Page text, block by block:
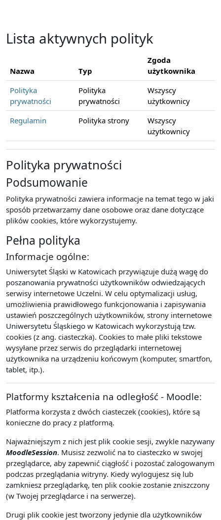
Lista aktywnych polityk
Nazwa Typ
Zgoda
użytkownika
Polityka
prywatności
Polityka
prywatności
Wszyscy
użytkownicy
Regulamin
Polityka strony
Wszyscy
użytkownicy
Polityka prywatności
Podsumowanie
Polityka prywatności zawiera informacje na temat tego w jaki
sposób przetwarzamy dane osobowe oraz dane dotyczące
plików cookies, które wykorzystujemy.
Pełna polityka
Informacje ogólne:
Uniwersytet Śląski w Katowicach przywiązuje dużą wagę do
poszanowania prywatności użytkowników odwiedzających
serwisy internetowe Uczelni. W celu optymalizacji usług,
umożliwienia prawidłowego funkcjonowania i zapisywania
ustawień poszczególnych użytkowników, strony internetowe
Uniwersytetu Śląskiego w Katowicach wykorzystują tzw.
cookies (z ang. ciasteczka). Cookies to małe pliki tekstowe
wysyłane przez serwis do przeglądarki internetowej
użytkownika na urządzeniu końcowym (komputer, smartfon,
tablet, itp.).
Platformy kształcenia na odległość - Moodle:
Platforma korzysta z dwóch ciasteczek (cookies), które są
konieczne do pracy z platformą.
Najważniejszym z nich jest plik cookie sesji, zwykle nazywany
MoodleSession. Musisz zezwolić na to ciasteczko w swojej
przeglądarce, aby zapewnić ciągłość i pozostać zalogowanym
podczas przeglądania witryny. Kiedy wylogujesz się lub
zamkniesz przeglądarkę, ten plik cookie zostanie zniszczony
(w Twojej przeglądarce i na serwerze).
Drugi plik cookie jest tworzony jedynie dla użytkowników